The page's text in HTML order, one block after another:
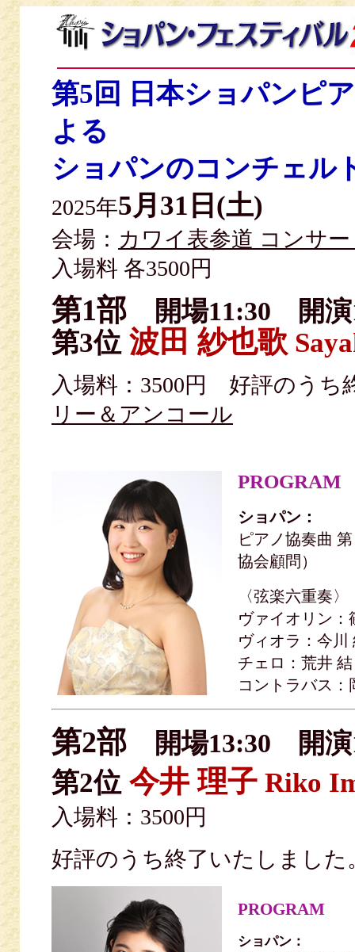
第5回 日本ショパンピ
よる
ショパンのコンチェル
2025年5月31日(土)
会場： カワイ表参道 コンサ
入場料 各3500円
第1部 開場11:30 開演
第3位 波田 紗也歌
入場料：3500円 好評のう
リー＆アンコール
PROGRAM
ショパン：
ピアノ協奏曲
協会顧問）
〈弦楽六重奏〉
ヴァイオリン：
ヴィオラ：今川
チェロ：荒井 結
コントラバス：
第2部 開場13:30 開演
第2位 今井 理子 Riko
入場料：3500円
好評のうち終了いたしまし
PROGRAM
ショパン：